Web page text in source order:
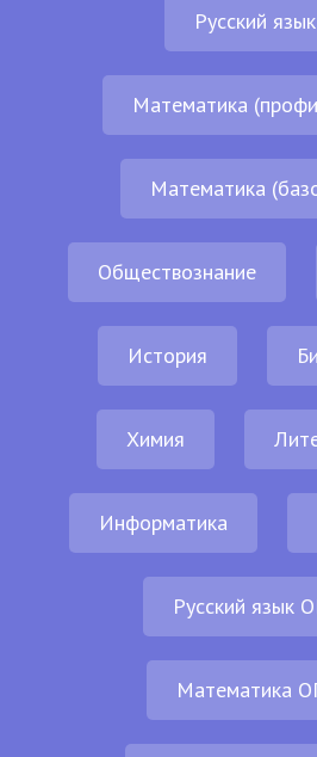
Русский язык
Математика
Математика
Обществознание
История
Химия
Информатика
Русский язык
Математика